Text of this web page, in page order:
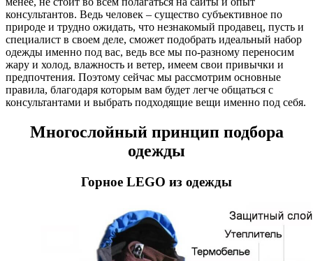
консультантов. Ведь человек – существо субъективное по
природе и трудно ожидать, что незнакомый продавец, пусть и
специалист в своем деле, сможет подобрать идеальный набор
одежды именно под вас, ведь все мы по-разному переносим
жару и холод, влажность и ветер, имеем свои привычки и
предпочтения. Поэтому сейчас мы рассмотрим основные
правила, благодаря которым вам будет легче общаться с
консультантами и выбрать подходящие вещи именно под себя.
Многослойный принцип подбора
одежды
Горное LEGO из одежды